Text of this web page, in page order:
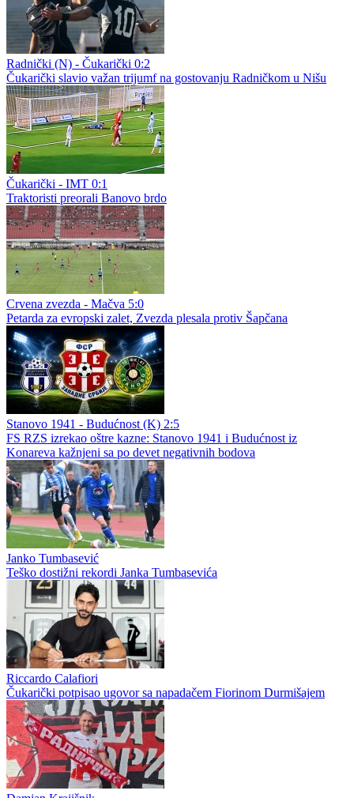
Radnički (N) - Čukarički 0:2
Čukarički slavio važan trijumf na gostovanju Radničkom u Nišu
Čukarički - IMT 0:1
Traktoristi preorali Banovo brdo
Crvena zvezda - Mačva 5:0
Petarda za evropski zalet, Zvezda plesala protiv Šapčana
Stanovo 1941 - Budućnost (K) 2:5
FS RZS izrekao oštre kazne: Stanovo 1941 i Budućnost iz
Konareva kažnjeni sa po devet negativnih bodova
Janko Tumbasević
Teško dostižni rekordi Janka Tumbasevića
Riccardo Calafiori
Čukarički potpisao ugovor sa napadačem Fiorinom Durmišajem